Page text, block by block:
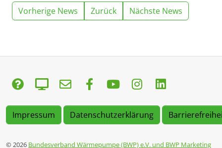
Vorherige News Zurück Nächste News
Impressum Datenschutzerklärung
© 2026 Bundesverband Wärmepumpe (BWP) e.V. und BWP Marketing